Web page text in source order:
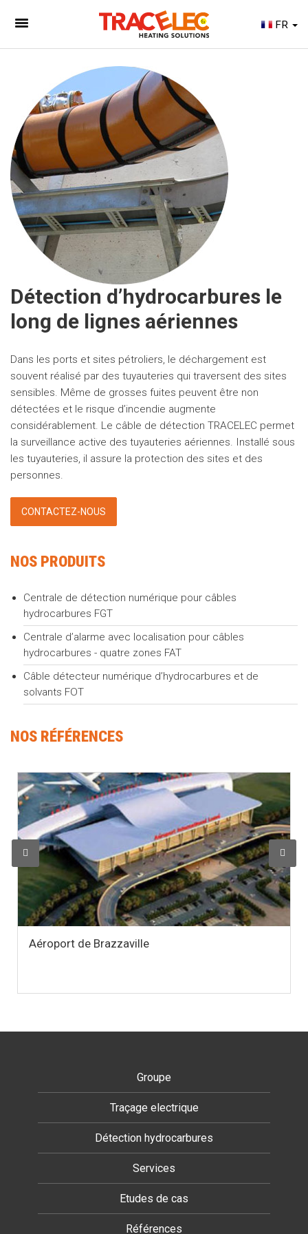
FR
Détection d’hydrocarbures le
long de lignes aériennes
Dans les ports et sites pétroliers, le déchargement est
souvent réalisé par des tuyauteries qui traversent des sites
sensibles. Même de grosses fuites peuvent être non
détectées et le risque d’incendie augmente
considérablement. Le câble de détection TRACELEC permet
la surveillance active des tuyauteries aériennes. Installé sous
les tuyauteries, il assure la protection des sites et des
personnes.
CONTACTEZ-NOUS
NOS PRODUITS
Centrale de détection numérique pour câbles
hydrocarbures FGT
Centrale d’alarme avec localisation pour câbles
hydrocarbures - quatre zones FAT
Câble détecteur numérique d’hydrocarbures et de
solvants FOT
NOS RÉFÉRENCES
Aéroport Lyon St Exupéry
Groupe
Traçage electrique
Détection hydrocarbures
Services
Etudes de cas
Références